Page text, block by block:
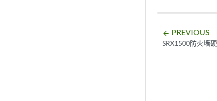
arrow_backward PREVIOUS
SRX1500防火墙